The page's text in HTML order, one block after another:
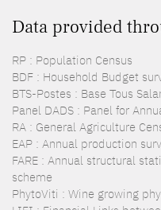
Data provided
RP : Population Census
BDF : Household Budget
BTS-Postes : Base Tous
Panel DADS : Panel for
RA : General Agriculture
EAP : Annual production
FARE : Annual structural
scheme
PhytoViti : Wine growing